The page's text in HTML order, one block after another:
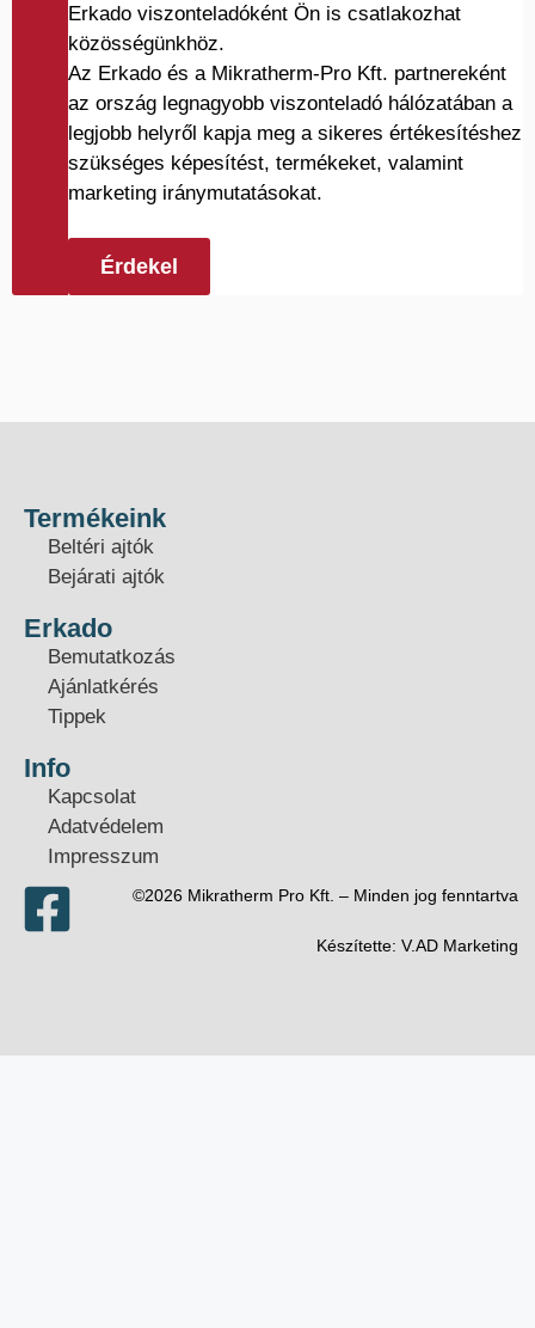
Erkado viszonteladóként Ön is csatlakozhat
közösségünkhöz.
Az Erkado és a Mikratherm-Pro Kft. partnereként
az ország legnagyobb viszonteladó hálózatában a
legjobb helyről kapja meg a sikeres értékesítéshez
szükséges képesítést, termékeket, valamint
marketing iránymutatásokat.
Érdekel
Termékeink
Beltéri ajtók
Bejárati ajtók
Erkado
Bemutatkozás
Ajánlatkérés
Tippek
Info
Kapcsolat
Adatvédelem
Impresszum
©2026 Mikratherm Pro Kft. – Minden jog fenntartva​
Készítette: V.AD Marketing